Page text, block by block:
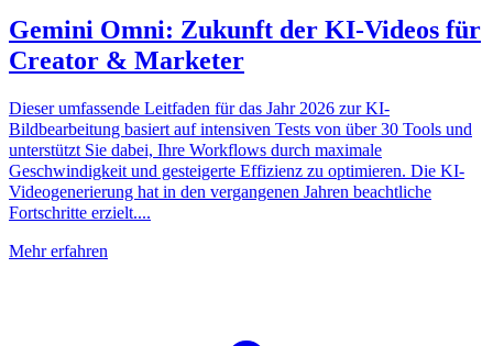
Gemini Omni: Zukunft der KI-Videos für
Creator & Marketer
Dieser umfassende Leitfaden für das Jahr 2026 zur KI-
Bildbearbeitung basiert auf intensiven Tests von über 30 Tools und
unterstützt Sie dabei, Ihre Workflows durch maximale
Geschwindigkeit und gesteigerte Effizienz zu optimieren. Die KI-
Videogenerierung hat in den vergangenen Jahren beachtliche
Fortschritte erzielt....
Mehr erfahren